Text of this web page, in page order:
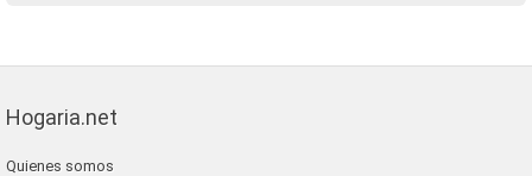
Hogaria.net
Quienes somos